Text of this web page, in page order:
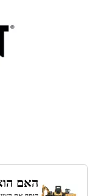
האם הוא